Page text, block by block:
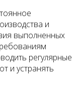
и
выполненных
регулярные
и устранять